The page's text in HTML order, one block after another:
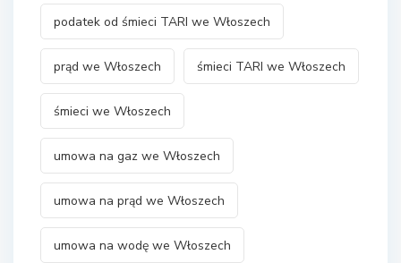
podatek od śmieci TARI we Włoszech
prąd we Włoszech śmieci TARI we Włoszech
śmieci we Włoszech
umowa na gaz we Włoszech
umowa na prąd we Włoszech
umowa na wodę we Włoszech